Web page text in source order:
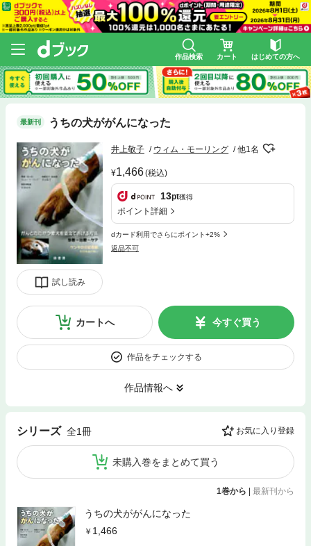
作品検索 カート はじめての方へ
最新刊 うちの犬ががんになった
試し読み
井上敬子 ウィム・モーリング 他1名
1,466(税込)
13pt獲得
ポイント詳細
dカード利用でさらにポイント+2%
返品不可
カートへ 今すぐ買う
作品をチェックする
作品情報へ
シリーズ 全1冊 お気に入り登録
未購入巻をまとめて買う
1巻から | 最新刊から
うちの犬ががんになった
1,466